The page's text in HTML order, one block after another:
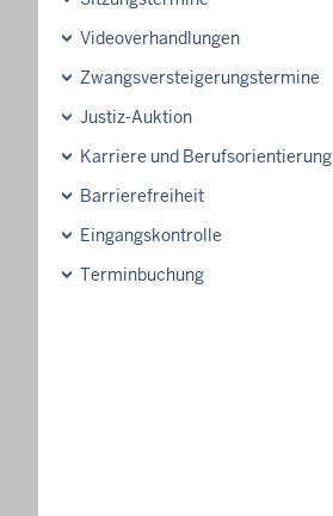
Videoverhandlungen
Zwangsversteigerungstermine
Justiz-Auktion
Karriere und Berufsorientierung
Barrierefreiheit
Eingangskontrolle
Terminbuchung